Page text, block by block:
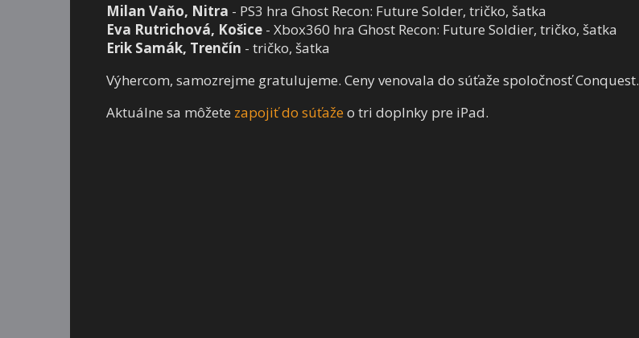
Milan Vaňo, Nitra - PS3 hra Ghost Recon: Future Solder, tričko, šatka
Eva Rutrichová, Košice - Xbox360 hra Ghost Recon: Future Soldier, tričko, šatka
Erik Samák, Trenčín - tričko, šatka
Výhercom, samozrejme gratulujeme. Ceny venovala do súťaže spoločnosť Conquest.
Aktuálne sa môžete zapojiť do súťaže o tri doplnky pre iPad.